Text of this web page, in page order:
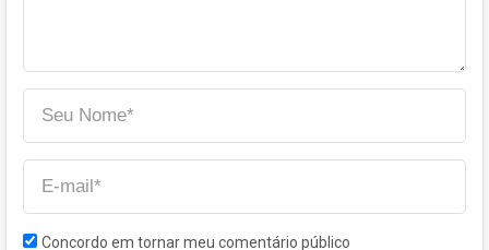
Concordo em tornar meu comentário público